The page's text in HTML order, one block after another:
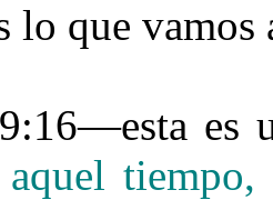
lo que
16—esta es
aquel